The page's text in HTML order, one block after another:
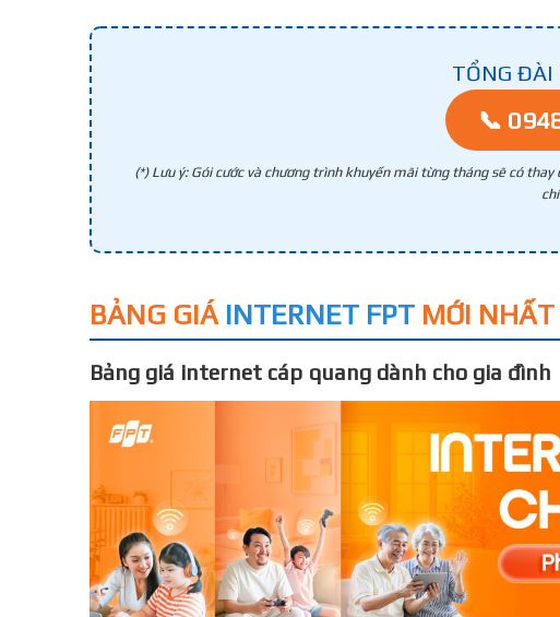
TỔNG ĐÀI
📞
(*) Lưu ý: Gói cước và chương trình khuyến mãi từng tháng sẽ có
BẢNG GIÁ INTERNET FPT MỚI NHẤT
Bảng giá internet cáp quang dành cho gia đình